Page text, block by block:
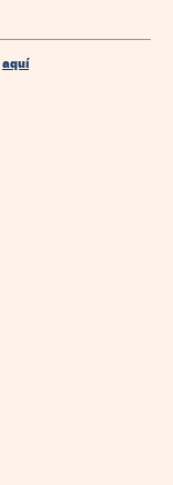
aquí